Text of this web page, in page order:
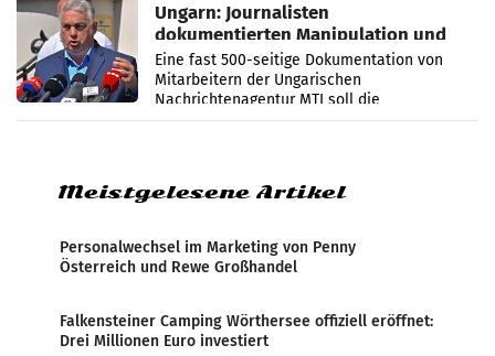
Ungarn: Journalisten
dokumentierten Manipulation und
Zensur
Eine fast 500-seitige Dokumentation von
Mitarbeitern der Ungarischen
Nachrichtenagentur MTI soll die
systematische Nachrichten-Manipulation und
Meistgelesene Artikel
Personalwechsel im Marketing von Penny
Österreich und Rewe Großhandel
Falkensteiner Camping Wörthersee offiziell eröffnet:
Drei Millionen Euro investiert